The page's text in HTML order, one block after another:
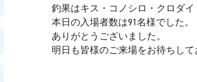
釣果はキス・コノシロ・クロダ
本日の入場者数は91名様でした。
ありがとうございました。
明日も皆様のご来場をお待ちして